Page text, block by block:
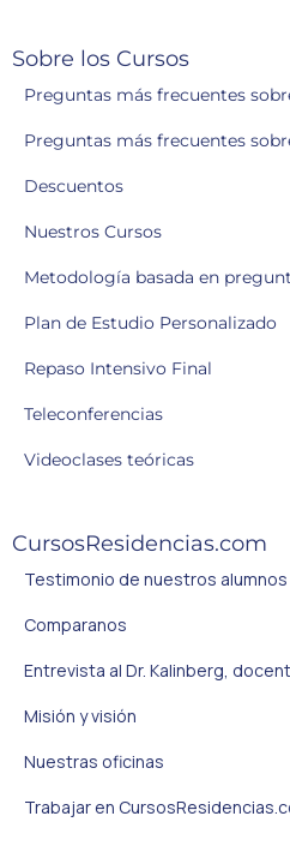
Sobre los Cursos
Preguntas más frecuentes
Preguntas más frecuentes
Descuentos
Nuestros Cursos
Metodología basada en
Plan de Estudio Personalizado
Repaso Intensivo Final
Teleconferencias
Videoclases teóricas
CursosResidencias.com
Testimonio de nuestros alumnos
Comparanos
Entrevista al Dr. Kalinberg,
Misión y visión
Nuestras oficinas
Trabajar en